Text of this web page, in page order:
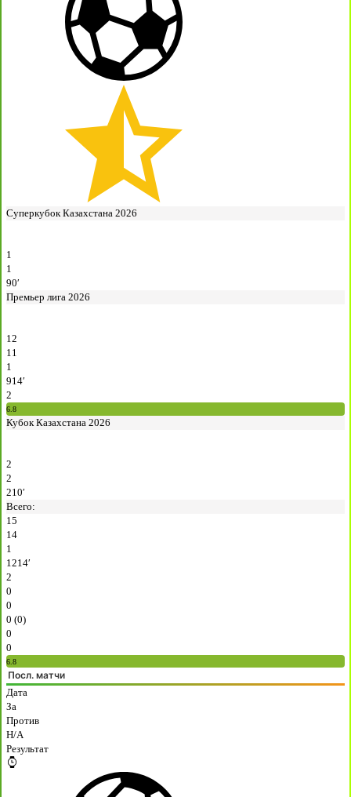
Суперкубок Казахстана 2026
1
1
90′
Премьер лига 2026
12
11
1
914′
2
6.8
Кубок Казахстана 2026
2
2
210′
Всего:
15
14
1
1214′
2
0
0
0 (0)
0
0
6.8
Посл. матчи
Дата
За
Против
H/A
Результат